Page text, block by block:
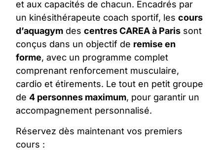
et aux capacités de chacun. Encadrés par
un kinésithérapeute coach sportif, lescours
d’aquagym descentres CAREA à Paris sont
conçus dans un objectif de remise en
forme, avec un programme complet
comprenant renforcement musculaire,
cardio et étirements. Le tout en petit groupe
de4 personnes maximum, pour garantir un
accompagnement personnalisé.
Réservez dès maintenant vos premiers
cours :